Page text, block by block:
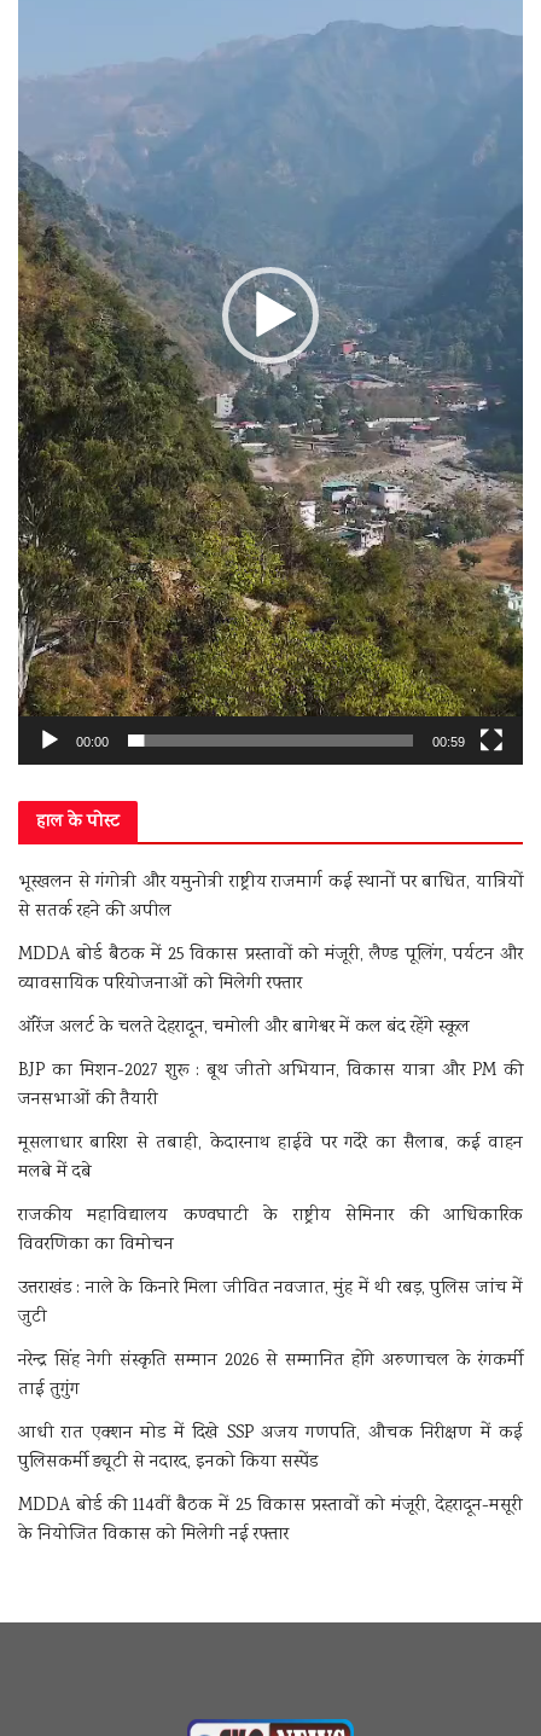
00:00 00:59
हाल के पोस्ट
भूस्खलन से गंगोत्री और यमुनोत्री राष्ट्रीय राजमार्ग कई स्थानों पर बाधित, यात्रियों
से सतर्क रहने की अपील
MDDA बोर्ड बैठक में 25 विकास प्रस्तावों को मंजूरी, लैण्ड पूलिंग, पर्यटन और
व्यावसायिक परियोजनाओं को मिलेगी रफ्तार
ऑरेंज अलर्ट के चलते देहरादून, चमोली और बागेश्वर में कल बंद रहेंगे स्कूल
BJP का मिशन-2027 शुरू : बूथ जीतो अभियान, विकास यात्रा और PM की
जनसभाओं की तैयारी
मूसलाधार बारिश से तबाही, केदारनाथ हाईवे पर गदेरे का सैलाब, कई वाहन
मलबे में दबे
राजकीय महाविद्यालय कण्वघाटी के राष्ट्रीय सेमिनार की आधिकारिक
विवरणिका का विमोचन
उत्तराखंड : नाले के किनारे मिला जीवित नवजात, मुंह में थी रबड़, पुलिस जांच में
जुटी
नरेन्द्र सिंह नेगी संस्कृति सम्मान 2026 से सम्मानित होंगे अरुणाचल के रंगकर्मी
ताई तुगुंग
आधी रात एक्शन मोड में दिखे SSP अजय गणपति, औचक निरीक्षण में कई
पुलिसकर्मी ड्यूटी से नदारद, इनको किया सस्पेंड
MDDA बोर्ड की 114वीं बैठक में 25 विकास प्रस्तावों को मंजूरी, देहरादून-मसूरी
के नियोजित विकास को मिलेगी नई रफ्तार